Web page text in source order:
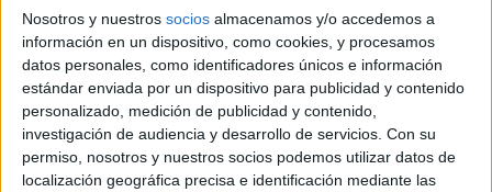
Nosotros y nuestros socios almacenamos y/o accedemos a
información en un dispositivo, como cookies, y procesamos
datos personales, como identificadores únicos e información
estándar enviada por un dispositivo para publicidad y contenido
personalizado, medición de publicidad y contenido,
investigación de audiencia y desarrollo de servicios. Con su
permiso, nosotros y nuestros socios podemos utilizar datos de
localización geográfica precisa e identificación mediante las
Sobre ti
Soy:*
Chico
Chica